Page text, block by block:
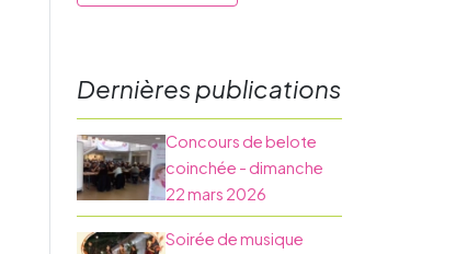
Dernières publications
Concours de belote
coinchée - dimanche
22 mars 2026
Soirée de musique